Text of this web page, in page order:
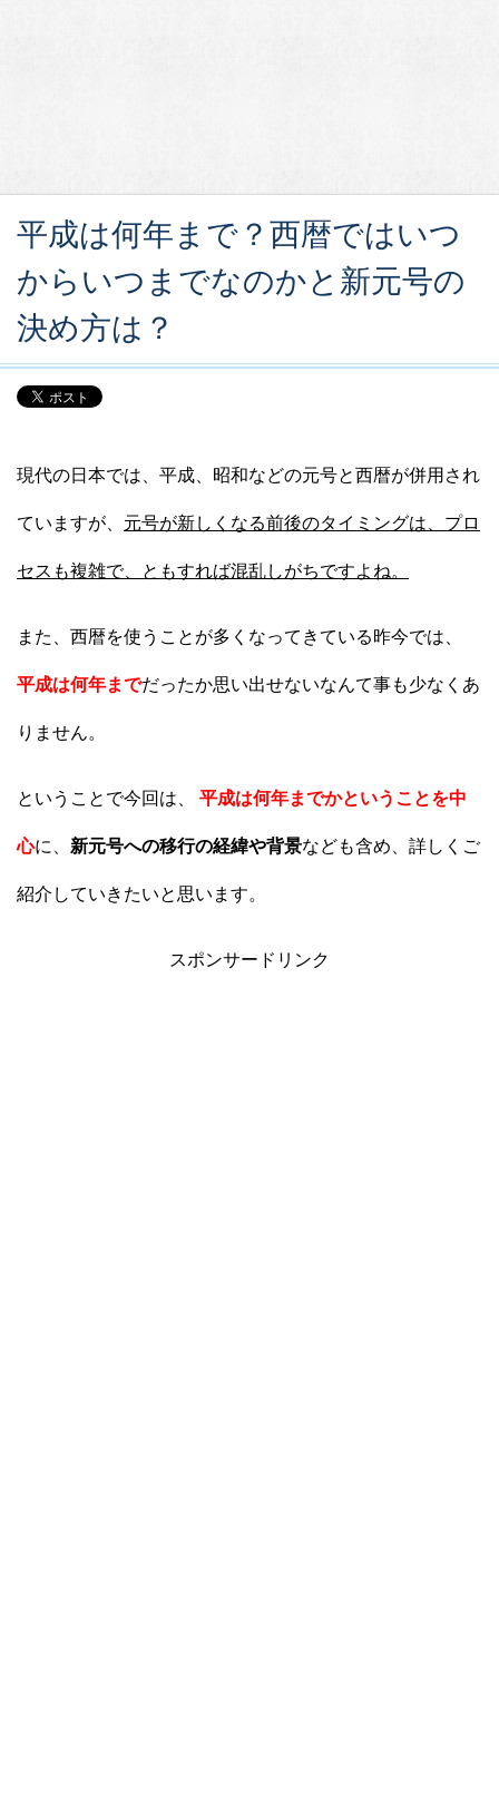
平成は何年まで？西暦ではいつ
からいつまでなのかと新元号の
決め方は？
現代の日本では、平成、昭和などの元号と西暦が併用され
ていますが、 元号が新しくなる前後のタイミングは、プロ
セスも複雑で、ともすれば混乱しがちですよね。
また、西暦を使うことが多くなってきている昨今では、
平成は何年までだったか思い出せないなんて事も少なくあ
りません。
ということで今回は、 平成は何年までかということを中
心に、 新元号への移行の経緯や背景なども含め、詳しくご
紹介していきたいと思います。
スポンサードリンク